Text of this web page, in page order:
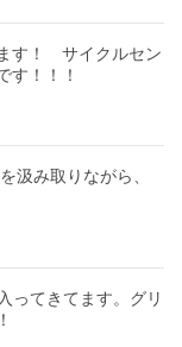
す！ サイクルセン
す！！！
汲み取りながら、
ってきてます。グリ